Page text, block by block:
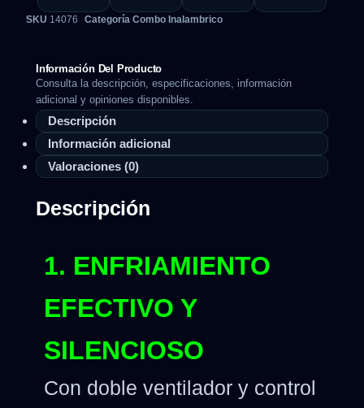
SKU 14076 Categoría Combo Inalambrico
Información Del Producto
Consulta la descripción, especificaciones, información
adicional y opiniones disponibles.
Descripción
Información adicional
Valoraciones (0)
Descripción
1. ENFRIAMIENTO
EFECTIVO Y
SILENCIOSO
Con doble ventilador y control